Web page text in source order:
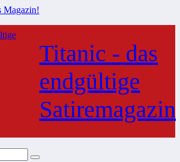
Titanic - das
endgültige
Satiremagazin